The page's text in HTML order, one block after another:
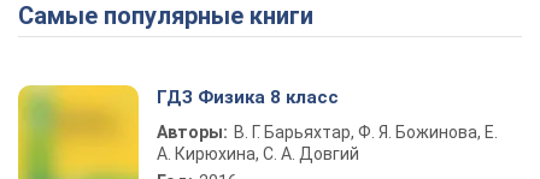
Самые популярные книги
ГДЗ Физика 8 класс
Авторы: В. Г. Барьяхтар, Ф. Я. Божинова, Е.
А. Кирюхина, С. А. Довгий